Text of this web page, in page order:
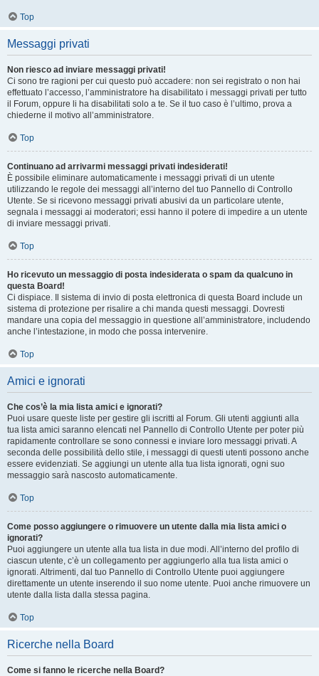
Top
Messaggi privati
Non riesco ad inviare messaggi privati!
Ci sono tre ragioni per cui questo può accadere: non sei registrato o non hai
effettuato l’accesso, l’amministratore ha disabilitato i messaggi privati per tutto
il Forum, oppure li ha disabilitati solo a te. Se il tuo caso è l’ultimo, prova a
chiederne il motivo all’amministratore.
Top
Continuano ad arrivarmi messaggi privati indesiderati!
È possibile eliminare automaticamente i messaggi privati ​​di un utente
utilizzando le regole dei messaggi all’interno del tuo Pannello di Controllo
Utente. Se si ricevono messaggi privati ​​abusivi da un particolare utente,
segnala i messaggi ai moderatori; essi hanno il potere di impedire a un utente
di inviare messaggi privati​​.
Top
Ho ricevuto un messaggio di posta indesiderata o spam da qualcuno in
questa Board!
Ci dispiace. Il sistema di invio di posta elettronica di questa Board include un
sistema di protezione per risalire a chi manda questi messaggi. Dovresti
mandare una copia del messaggio in questione all’amministratore, includendo
anche l’intestazione, in modo che possa intervenire.
Top
Amici e ignorati
Che cos’è la mia lista amici e ignorati?
Puoi usare queste liste per gestire gli iscritti al Forum. Gli utenti aggiunti alla
tua lista amici saranno elencati nel Pannello di Controllo Utente per poter più
rapidamente controllare se sono connessi e inviare loro messaggi privati. A
seconda delle possibilità dello stile, i messaggi di questi utenti possono anche
essere evidenziati. Se aggiungi un utente alla tua lista ignorati, ogni suo
messaggio sarà nascosto automaticamente.
Top
Come posso aggiungere o rimuovere un utente dalla mia lista amici o
ignorati?
Puoi aggiungere un utente alla tua lista in due modi. All’interno del profilo di
ciascun utente, c’è un collegamento per aggiungerlo alla tua lista amici o
ignorati. Altrimenti, dal tuo Pannello di Controllo Utente puoi aggiungere
direttamente un utente inserendo il suo nome utente. Puoi anche rimuovere un
utente dalla lista dalla stessa pagina.
Top
Ricerche nella Board
Come si fanno le ricerche nella Board?